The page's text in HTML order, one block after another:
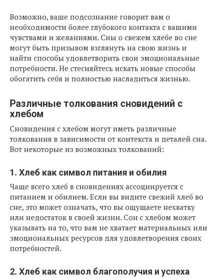
Возможно, ваше подсознание говорит вам о
необходимости более глубокого контакта с вашими
чувствами и желаниями. Сны о свежем хлебе во сне
могут быть призывом взглянуть на свою жизнь и
найти способы удовлетворить свои эмоциональные
потребности. Не стесняйтесь искать новые способы
обогатить себя и полностью насладиться жизнью.
Различные толкования сновидений с
хлебом
Сновидения с хлебом могут иметь различные
толкования в зависимости от контекста и деталей сна.
Вот некоторые из возможных толкований:
1. Хлеб как символ питания и обилия
Чаще всего хлеб в сновидениях ассоциируется с
питанием и обилием. Если вы видите свежий хлеб во
сне, это может означать, что вы ощущаете нехватку
или недостаток в своей жизни. Сон с хлебом может
указывать на то, что вам не хватает материальных или
эмоциональных ресурсов для удовлетворения своих
потребностей.
2. Хлеб как символ благополучия и успеха